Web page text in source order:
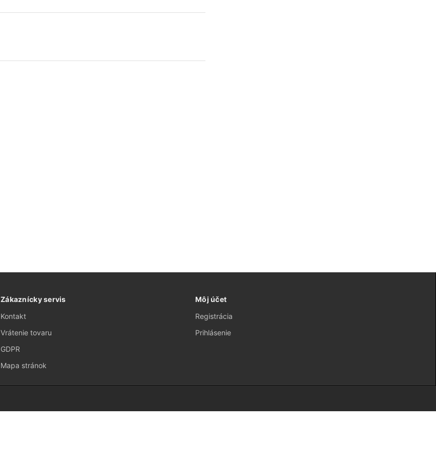
Zákaznícky servis
Kontakt
Vrátenie tovaru
GDPR
Mapa stránok
Môj účet
Registrácia
Prihlásenie